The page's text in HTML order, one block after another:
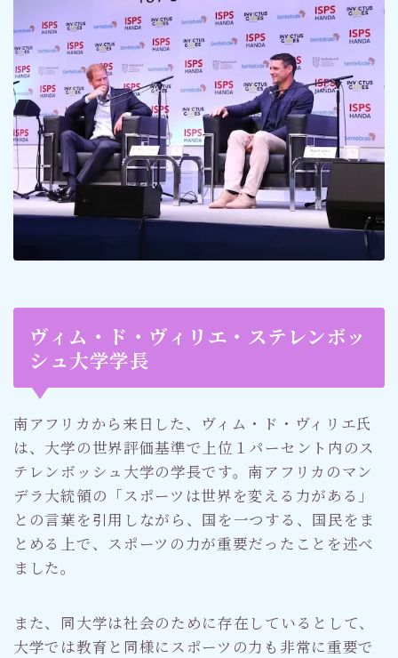
ヴィム・ド・ヴィリエ・ステレンボッ
シュ大学学長
南アフリカから来日した、ヴィム・ド・ヴィリエ氏
は、大学の世界評価基準で上位１パーセント内のス
テレンボッシュ大学の学長です。南アフリカのマン
デラ大統領の「スポーツは世界を変える力がある」
との言葉を引用しながら、国を一つする、国民をま
とめる上で、スポーツの力が重要だったことを述べ
ました。
また、同大学は社会のために存在しているとして、
大学では教育と同様にスポーツの力も非常に重要で